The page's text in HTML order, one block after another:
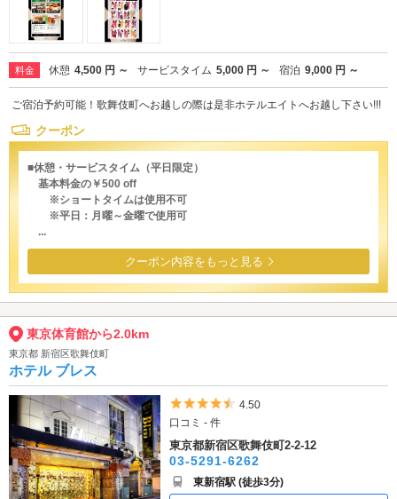
料金 休憩 4,500 円 ～ サービスタイム 5,000 円 ～ 宿泊 9,000 円 ～
ご宿泊予約可能！歌舞伎町へお越しの際は是非ホテルエイトへお越し下さい!!!
クーポン
■休憩・サービスタイム（平日限定）
基本料金の￥500 off
※ショートタイムは使用不可
※平日：月曜～金曜で使用可
...
クーポン内容をもっと見る
東京体育館から2.0km
東京都 新宿区歌舞伎町
ホテル ブレス
5つ星のうち4.5
4.50
口コミ - 件
東京都新宿区歌舞伎町2-2-12
03-5291-6262
東新宿駅 (徒歩3分)